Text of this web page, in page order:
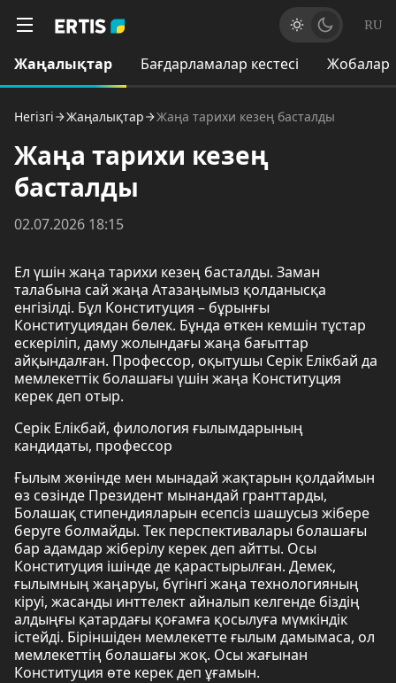
RU
Жаңалықтар Бағдарламалар кестесі Жобалар
Негізгі Жаңалықтар Жаңа тарихи кезең басталды
Жаңа тарихи кезең
басталды
02.07.2026 18:15
Ел үшін жаңа тарихи кезең басталды. Заман
талабына сай жаңа Атазаңымыз қолданысқа
енгізілді. Бұл Конституция – бұрынғы
Конституциядан бөлек. Бұнда өткен кемшін тұстар
ескеріліп, даму жолындағы жаңа бағыттар
айқындалған. Профессор, оқытушы Серік Елікбай да
мемлекеттік болашағы үшін жаңа Конституция
керек деп отыр.
Серік Елікбай, филология ғылымдарының
кандидаты, профессор
Ғылым жөнінде мен мынадай жақтарын қолдаймын
өз сөзінде Президент мынандай гранттарды,
Болашақ стипендияларын есепсіз шашусыз жібере
беруге болмайды. Тек перспективалары болашағы
бар адамдар жіберілу керек деп айтты. Осы
Конституция ішінде де қарастырылған. Демек,
ғылымның жаңаруы, бүгінгі жаңа технологияның
кіруі, жасанды инттелект айналып келгенде біздің
алдыңғы қатардағы қоғамға қосылуға мүмкіндік
істейді. Біріншіден мемлекетте ғылым дамымаса, ол
мемлекеттің болашағы жоқ. Осы жағынан
Конституция өте керек деп ұғамын.